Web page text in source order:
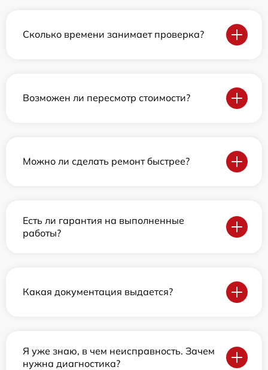
Сколько времени занимает проверка?
Возможен ли пересмотр стоимости?
Можно ли сделать ремонт быстрее?
Есть ли гарантия на выполненные
работы?
Какая документация выдается?
Я уже знаю, в чем неисправность. Зачем
нужна диагностика?